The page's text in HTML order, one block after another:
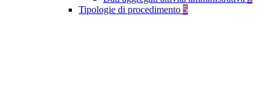
Tipologie di procedimento 5